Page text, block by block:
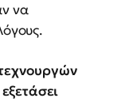
να
εξετάσει